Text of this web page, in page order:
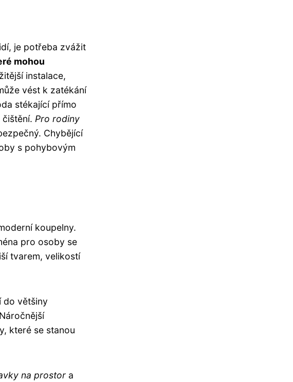
je potřeba zvážit
mohou
instalace,
vést k zatékání
stékající přímo
Pro rodiny
Chybějící
s pohybovým
koupelny.
pro osoby se
tvarem, velikostí
do většiny
které se stanou
na prostor a